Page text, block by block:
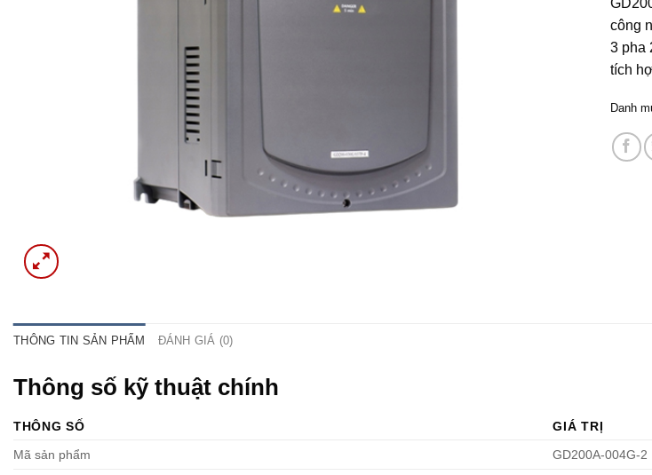
công
3 pha
tích
Danh
THÔNG TIN SẢN PHẨM ĐÁNH GIÁ (0)
Thông số kỹ thuật chính
THÔNG SỐ
GIÁ TRỊ
Mã sản phẩm
GD200A-004G-2